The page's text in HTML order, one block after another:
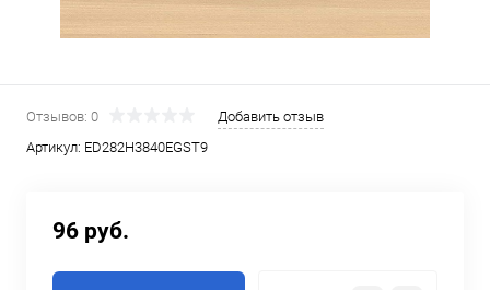
Отзывов: 0
Добавить отзыв
Артикул: ED282H3840EGST9
96 руб.